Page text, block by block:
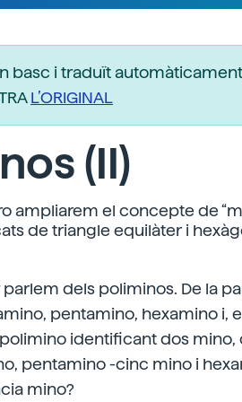
basc i traduït
L’ORIGINAL
(II)
ampliarem el concepte de
de triangle equilàter i
dels poliminos. De la
pentamino, hexamino i,
identificant dos mino,
pentamino -cinc mino i
mino?